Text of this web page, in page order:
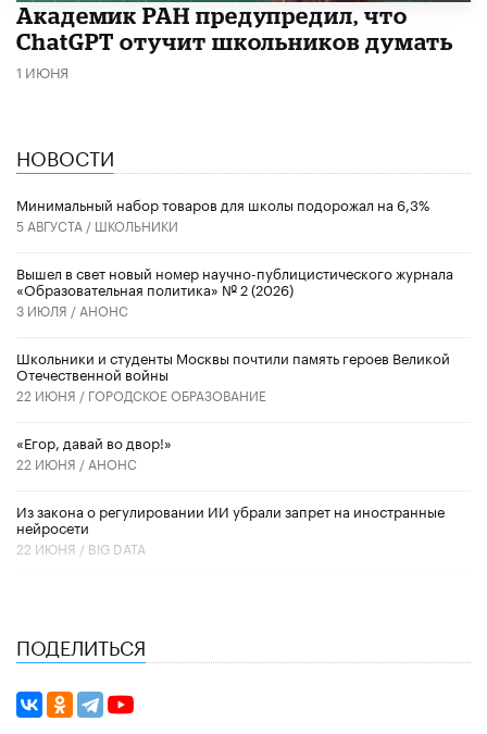
Академик РАН предупредил, что
ChatGPT отучит школьников думать
1 ИЮНЯ
НОВОСТИ
Минимальный набор товаров для школы подорожал на 6,3%
5 АВГУСТА / ШКОЛЬНИКИ
Вышел в свет новый номер научно-публицистического журнала
«Образовательная политика» № 2 (2026)
3 ИЮЛЯ / АНОНС
Школьники и студенты Москвы почтили память героев Великой
Отечественной войны
22 ИЮНЯ / ГОРОДСКОЕ ОБРАЗОВАНИЕ
«Егор, давай во двор!»
22 ИЮНЯ / АНОНС
Из закона о регулировании ИИ убрали запрет на иностранные
нейросети
22 ИЮНЯ / BIG DATA
ПОДЕЛИТЬСЯ